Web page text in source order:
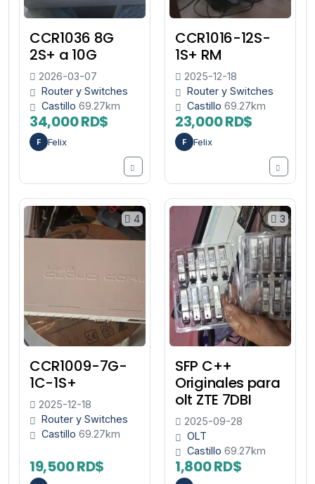
CCR1036 8G
2S+ a 10G
2026-03-07
Router y Switches
Castillo 69.27km
34,000 RD$
F Felix
CCR1016-12S-
1S+ RM
2025-12-18
Router y Switches
Castillo 69.27km
23,000 RD$
F Felix
4
CCR1009-7G-
1C-1S+
2025-12-18
Router y Switches
Castillo 69.27km
19,500 RD$
3
SFP C++
Originales para
olt ZTE 7DBI
2025-09-28
OLT
Castillo 69.27km
1,800 RD$